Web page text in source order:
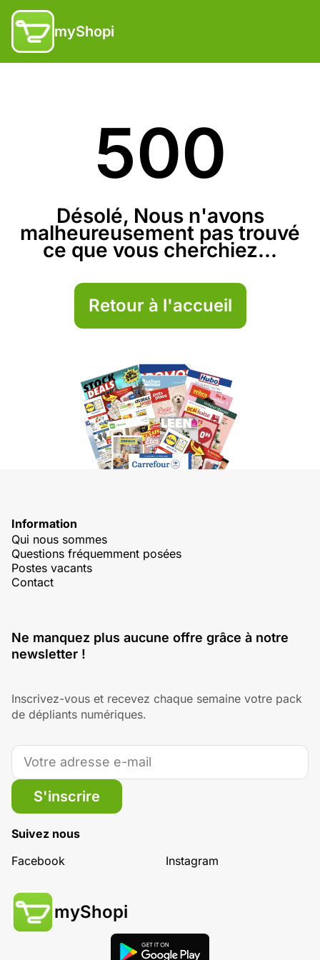
myShopi
500
Désolé, Nous n'avons
malheureusement pas trouvé
ce que vous cherchiez...
Retour à l'accueil
Information
Qui nous sommes
Questions fréquemment posées
Postes vacants
Contact
Ne manquez plus aucune offre grâce à notre
newsletter !
Inscrivez-vous et recevez chaque semaine votre pack
de dépliants numériques.
S'inscrire
Suivez nous
Facebook
Instagram
myShopi